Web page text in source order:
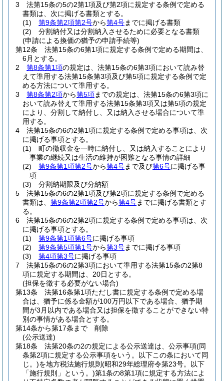
3
法第15条の5の2第1項及び第2項に規定する条例で定める
書類は、次に掲げる書類とする。
(1)
第9条第2項第2号から第4号までに掲げる書類
(2)
分割納付又は分割納入させるために必要となる書類
(申請による換価の猶予の申請手続等)
第12条
法第15条の6第1項に規定する条例で定める期間は、
6月とする。
2
第8条第1項の規定は、法第15条の6第3項において読み替
えて準用する法第15条第3項及び第5項に規定する条例で定
める方法について準用する。
3
第8条第2項から第5項までの規定は、法第15条の6第3項に
おいて読み替えて準用する法第15条第3項又は第5項の規定
により、分割して納付し、又は納入させる場合について準
用する。
4
法第15条の6の2第1項に規定する条例で定める事項は、次
に掲げる事項とする。
(1)
町の徴収金を一時に納付し、又は納入することにより
事業の継続又は生活の維持が困難となる事情の詳細
(2)
第9条第1項第2号から第4号まで及び第6号に掲げる事
項
(3)
分割納期限及び分納額
5
法第15条の6の2第1項及び第2項に規定する条例で定める
書類は、 第9条第2項第2号から第4号までに掲げる書類とす
る。
6
法第15条の6の2第2項に規定する条例で定める事項は、次
に掲げる事項とする。
(1)
第9条第1項第6号に掲げる事項
(2)
第9条第5項第1号から第3号までに掲げる事項
(3)
第4項第3号に掲げる事項
7
法第15条の6の2第3項において準用する法第15条の2第8
項に規定する期間は、20日とする。
(担保を徴する必要がない場合)
第13条
法第16条第1項ただし書に規定する条例で定める場
合は、猶予に係る金額が100万円以下である場合、猶予期
間が3月以内である場合又は担保を徴することができない特
別の事情がある場合とする。
第14条から第17条まで
削除
(公示送達)
第18条
法第20条の2の規定による公示送達は、公示事項(同
条第2項に規定する公示事項をいう。以下この条において同
じ。)を地方税法施行規則 (昭和29年総理府令第23号。以下
「施行規則」という。)第1条の8第1項に規定する方法によ